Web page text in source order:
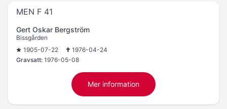
MEN F 41
Gert Oskar Bergström
Bissgården
1905-07-22
1976-04-24
Gravsatt: 1976-05-08
Mer information